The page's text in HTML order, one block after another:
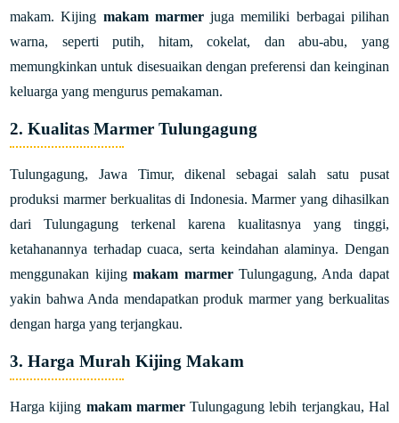
makam. Kijing makam marmerjuga memiliki berbagai pilihan
warna, seperti putih, hitam, cokelat, dan abu-abu, yang
memungkinkan untuk disesuaikan dengan preferensi dan keinginan
keluarga yang mengurus pemakaman.
2. Kualitas Marmer Tulungagung
Tulungagung, Jawa Timur, dikenal sebagai salah satu pusat
produksi marmer berkualitas di Indonesia. Marmer yang dihasilkan
dari Tulungagung terkenal karena kualitasnya yang tinggi,
ketahanannya terhadap cuaca, serta keindahan alaminya. Dengan
menggunakan kijingmakam marmerTulungagung, Anda dapat
yakin bahwa Anda mendapatkan produk marmer yang berkualitas
dengan harga yang terjangkau.
3. Harga Murah Kijing Makam
Harga kijing makam marmerTulungagung lebih terjangkau, Hal